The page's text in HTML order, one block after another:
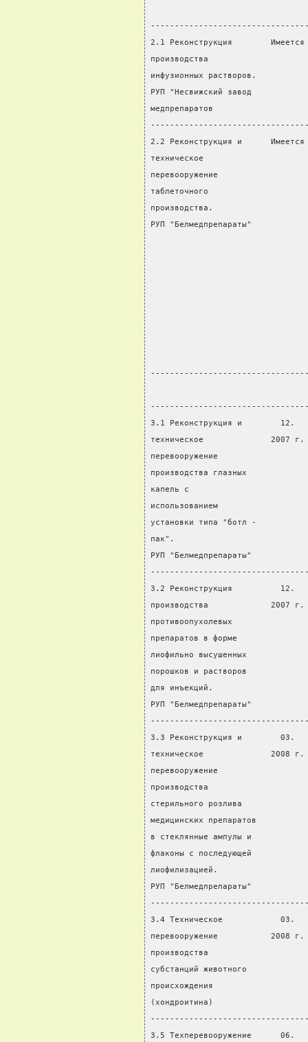
2.1 Реконструкция
производства
инфузионных растворов.
РУП "Несвижский завод
медпрепаратов
2.2 Реконструкция и
техническое
перевооружение
таблеточного
производства.
РУП
3.1 Реконструкция и
техническое              2007
перевооружение
производства глазных
капель с
использованием
установки типа "ботл -
пак".
РУП "Белмедпрепараты"
3.2 Реконструкция
производства             2007
противоопухолевых
препаратов в форме
лиофильно высушенных
порошков и растворов
для инъекций.
РУП "Белмедпрепараты"
3.3 Реконструкция и
техническое              2008
перевооружение
производства
стерильного розлива
медицинских препаратов
в стеклянные ампулы и
флаконы с последующей
лиофилизацией.
РУП "Белмедпрепараты"
3.4 Техническое
перевооружение           2008
производства
субстанций животного
происхождения
(хондроитина)
3.5